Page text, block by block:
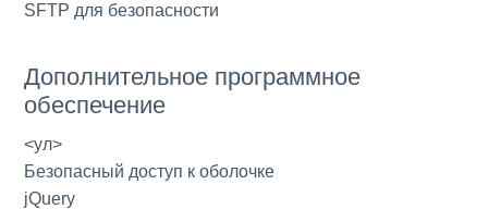
SFTP для безопасности
Дополнительное программное
обеспечение
<ул>
Безопасный доступ к оболочке
jQuery